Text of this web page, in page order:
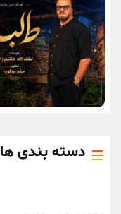
دسته بندی ها